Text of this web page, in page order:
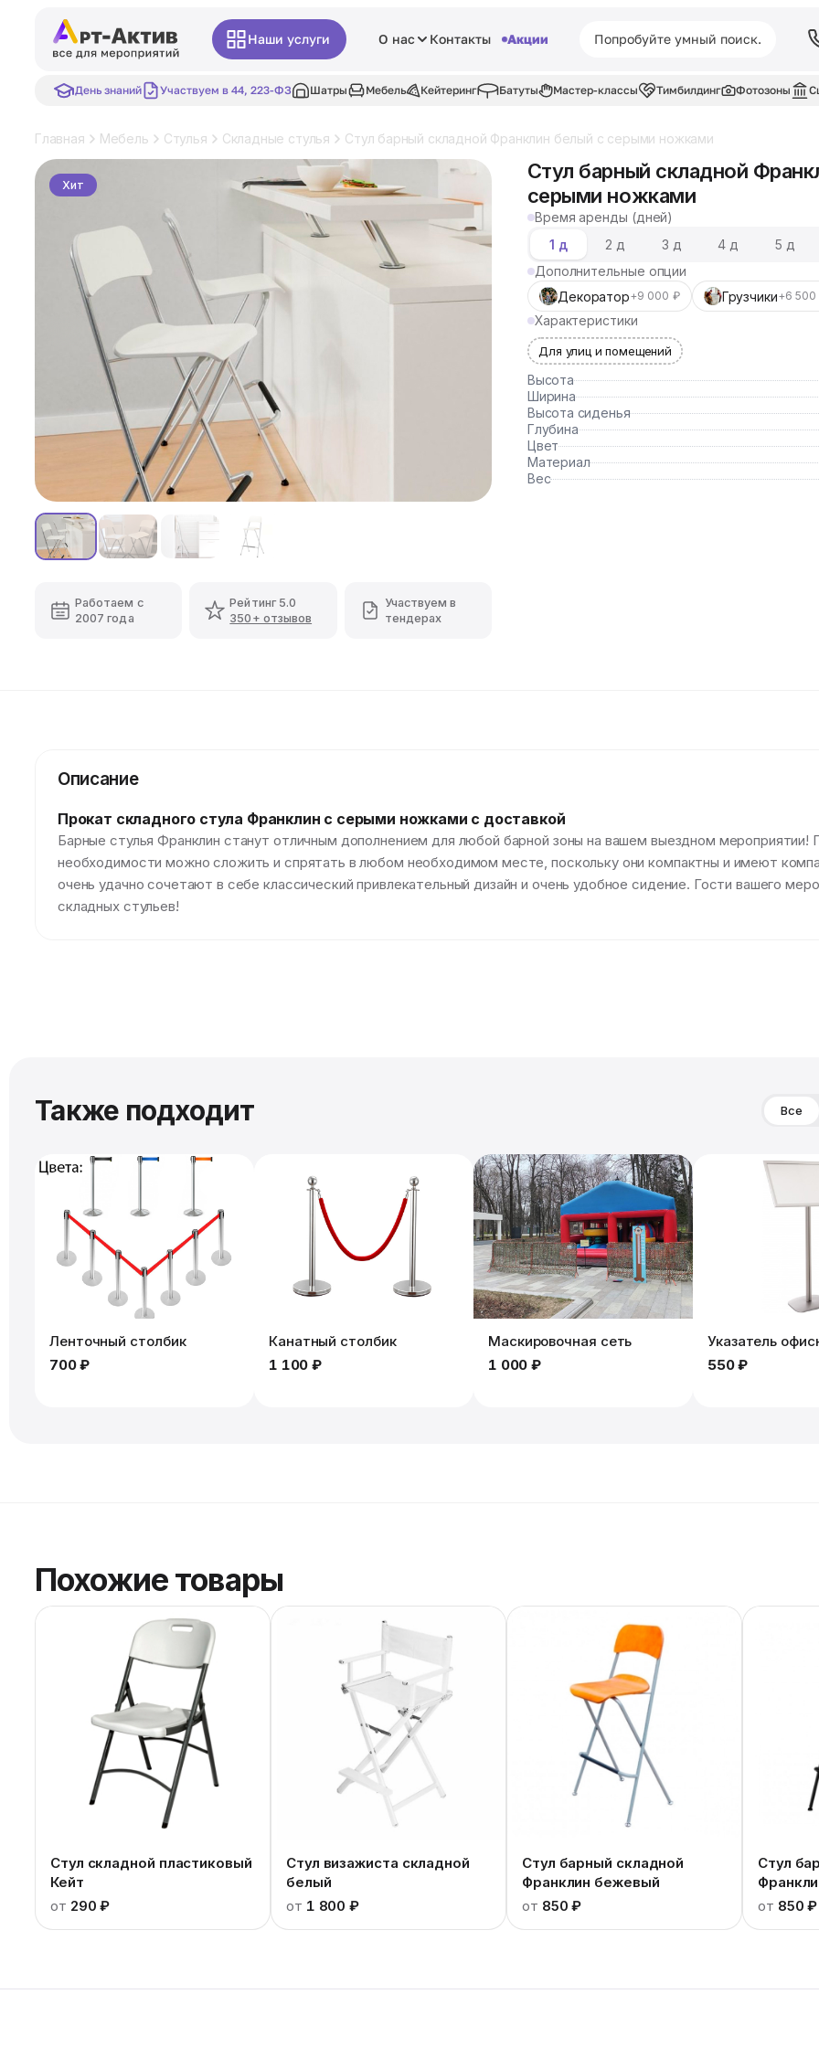
Наши услуги О нас Контакты Акции
День знаний Участвуем в 44, 223-ФЗ Шатры Мебель Кейтеринг Батуты Мастер-классы Тимбилдинг Фотозоны
Главная Мебель Стулья Складные стулья Стул барный складной Франклин белый с серыми ножками
Хит
Работаем с
2007 года
Рейтинг 5.0
350+ отзывов
Участвуем в
тендерах
Стул барный складной
серыми ножками
Время аренды (дней)
1 д
2 д 3 д 4 д 5 д
Дополнительные опции
Декоратор+9 000 ₽ Грузчики+6 500
Характеристики
Для улиц и помещений
Высота
Ширина
Высота сиденья
Глубина
Цвет
Материал
Вес
Описание
Прокат складного стула Франклин с серыми ножками с доставкой
Барные стулья Франклин станут отличным дополнением для любой барной зоны на вашем выездном
необходимости можно сложить и спрятать в любом необходимом месте, поскольку они компактны и имеют
очень удачно сочетают в себе классический привлекательный дизайн и очень удобное сидение. Гости вашего
складных стульев!
Также подходит Все
Ленточный столбик
700 ₽
Канатный столбик
1 100 ₽
Маскировочная сеть
1 000 ₽
Указатель
550 ₽
Похожие товары
Стул складной пластиковый
Кейт
от 290 ₽
Стул визажиста складной
белый
от 1 800 ₽
Стул барный складной
Франклин бежевый
от 850 ₽
Стул
от 850 ₽